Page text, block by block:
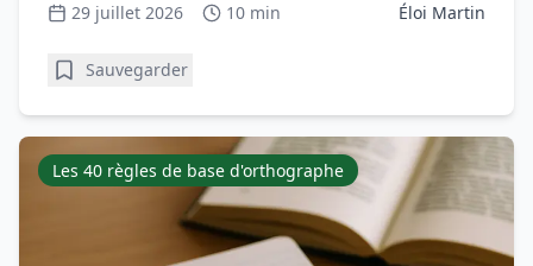
29 juillet 2026 10 min Éloi Martin
Sauvegarder
Les 40 règles de base d'orthographe